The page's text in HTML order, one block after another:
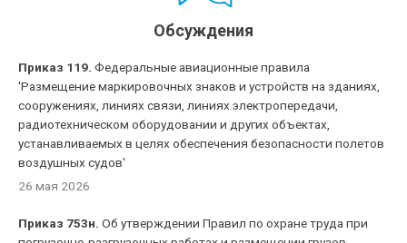
Обсуждения
Приказ 119. Федеральные авиационные правила
'Размещение маркировочных знаков и устройств на зданиях,
сооружениях, линиях связи, линиях электропередачи,
радиотехническом оборудовании и других объектах,
устанавливаемых в целях обеспечения безопасности полетов
воздушных судов'
26 мая 2026
Приказ 753н. Об утверждении Правил по охране труда при